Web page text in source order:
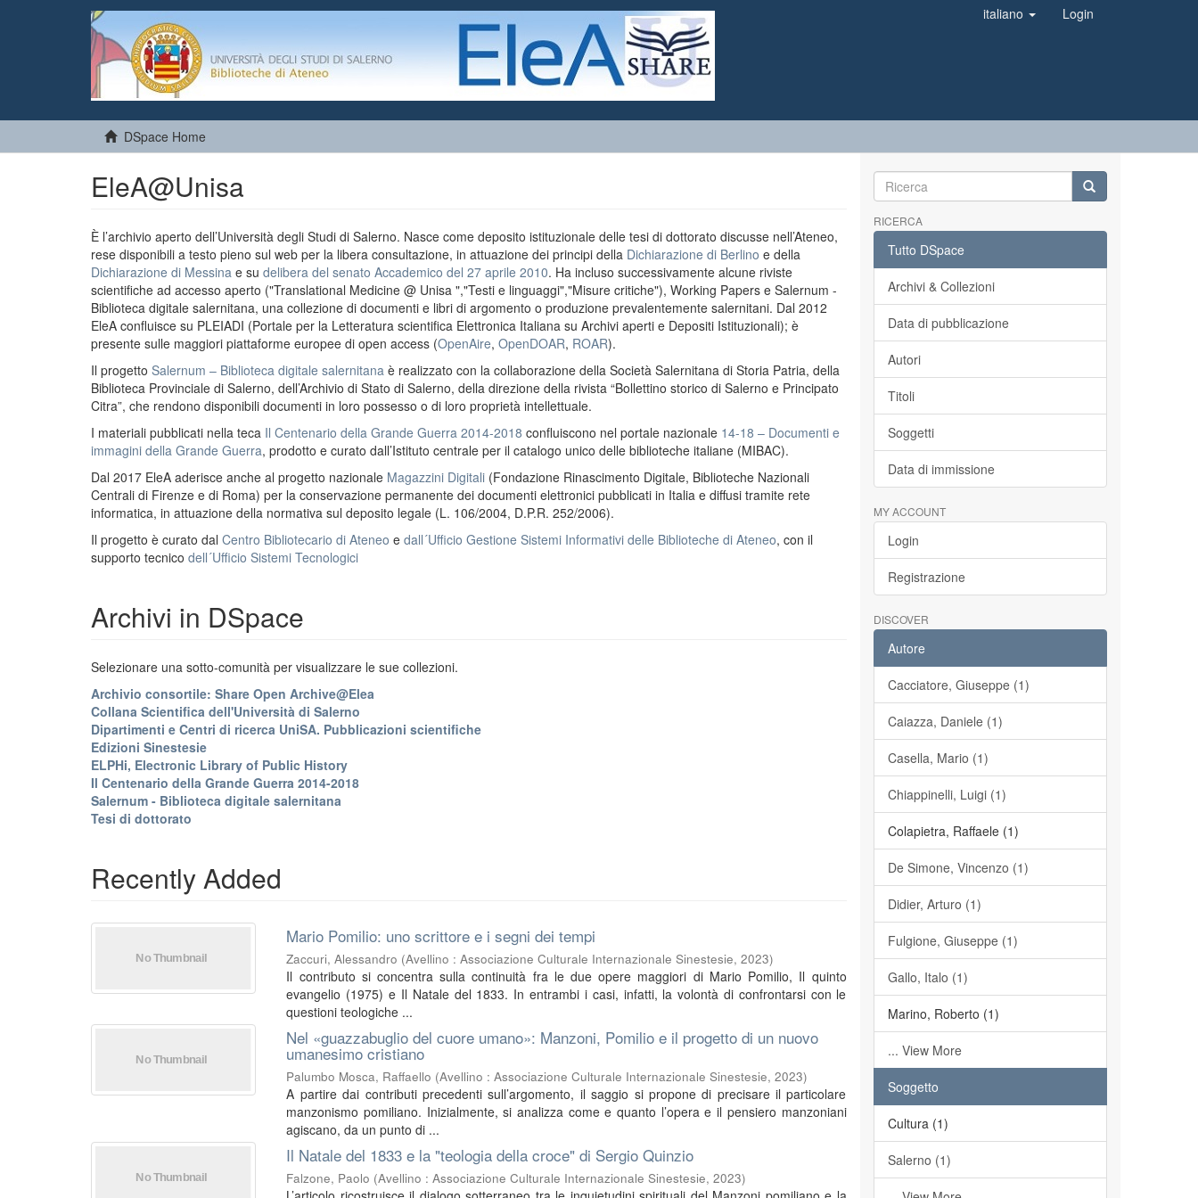
italiano Login
DSpace Home
EleA@Unisa
È l’archivio aperto dell’Università degli Studi di Salerno. Nasce come deposito istituzionale delle tesi di dottorato discusse nell’Ateneo,
rese disponibili a testo pieno sul web per la libera consultazione, in attuazione dei principi della Dichiarazione di Berlino e della
Dichiarazione di Messina e su delibera del senato Accademico del 27 aprile 2010. Ha incluso successivamente alcune riviste
scientifiche ad accesso aperto ("Translational Medicine @ Unisa ","Testi e linguaggi","Misure critiche"), Working Papers e Salernum -
Biblioteca digitale salernitana, una collezione di documenti e libri di argomento o produzione prevalentemente salernitani. Dal 2012
EleA confluisce su PLEIADI (Portale per la Letteratura scientifica Elettronica Italiana su Archivi aperti e Depositi Istituzionali); è
presente sulle maggiori piattaforme europee di open access (OpenAire, OpenDOAR, ROAR).
Il progetto Salernum – Biblioteca digitale salernitana è realizzato con la collaborazione della Società Salernitana di Storia Patria, della
Biblioteca Provinciale di Salerno, dell’Archivio di Stato di Salerno, della direzione della rivista “Bollettino storico di Salerno e Principato
Citra”, che rendono disponibili documenti in loro possesso o di loro proprietà intellettuale.
I materiali pubblicati nella teca Il Centenario della Grande Guerra 2014-2018 confluiscono nel portale nazionale 14-18 – Documenti e
immagini della Grande Guerra, prodotto e curato dall’Istituto centrale per il catalogo unico delle biblioteche italiane (MIBAC).
Dal 2017 EleA aderisce anche al progetto nazionale Magazzini Digitali (Fondazione Rinascimento Digitale, Biblioteche Nazionali
Centrali di Firenze e di Roma) per la conservazione permanente dei documenti elettronici pubblicati in Italia e diffusi tramite rete
informatica, in attuazione della normativa sul deposito legale (L. 106/2004, D.P.R. 252/2006).
Il progetto è curato dal Centro Bibliotecario di Ateneo e dall´Ufficio Gestione Sistemi Informativi delle Biblioteche di Ateneo, con il
supporto tecnico dell´Ufficio Sistemi Tecnologici
Archivi in DSpace
Selezionare una sotto-comunità per visualizzare le sue collezioni.
Archivio consortile: Share Open Archive@Elea
Collana Scientifica dell'Università di Salerno
Dipartimenti e Centri di ricerca UniSA. Pubblicazioni scientifiche
Edizioni Sinestesie
ELPHi, Electronic Library of Public History
Il Centenario della Grande Guerra 2014-2018
Salernum - Biblioteca digitale salernitana
Tesi di dottorato
Recently Added
Mario Pomilio: uno scrittore e i segni dei tempi
Zaccuri, Alessandro (Avellino : Associazione Culturale Internazionale Sinestesie,2023)
Il contributo si concentra sulla continuità fra le due opere maggiori di Mario Pomilio, Il quinto
evangelio (1975) e Il Natale del 1833. In entrambi i casi, infatti, la volontà di confrontarsi con le
questioni teologiche ...
Nel «guazzabuglio del cuore umano»: Manzoni, Pomilio e il progetto di un nuovo
umanesimo cristiano
Palumbo Mosca, Raffaello (Avellino : Associazione Culturale Internazionale Sinestesie,2023)
A partire dai contributi precedenti sull’argomento, il saggio si propone di precisare il particolare
manzonismo pomiliano. Inizialmente, si analizza come e quanto l’opera e il pensiero manzoniani
agiscano, da un punto di ...
Il Natale del 1833 e la "teologia della croce" di Sergio Quinzio
Falzone, Paolo (Avellino : Associazione Culturale Internazionale Sinestesie,2023)
RICERCA
Tutto DSpace
Archivi & Collezioni
Data di pubblicazione
Autori
Titoli
Soggetti
Data di immissione
MY ACCOUNT
Login
Registrazione
DISCOVER
Autore
Cacciatore, Giuseppe (1)
Caiazza, Daniele (1)
Casella, Mario (1)
Chiappinelli, Luigi (1)
Colapietra, Raffaele (1)
De Simone, Vincenzo (1)
Didier, Arturo (1)
Fulgione, Giuseppe (1)
Gallo, Italo (1)
Marino, Roberto (1)
... View More
Soggetto
Cultura (1)
Salerno (1)